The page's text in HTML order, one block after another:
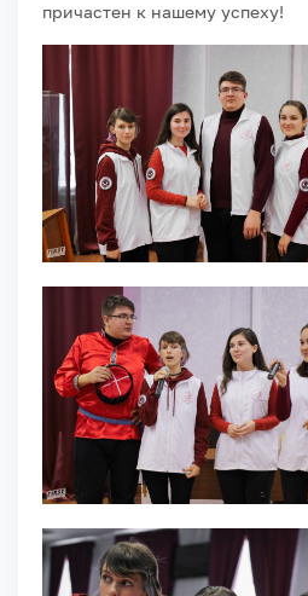
причастен к нашему успеху!